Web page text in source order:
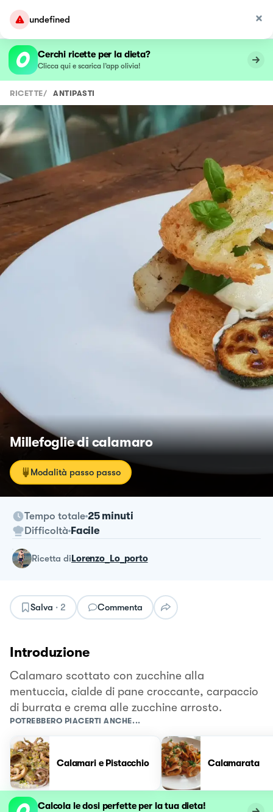
undefined
Cerchi ricette per la dieta?
Clicca qui e scarica l’app olivia!
RICETTE/ ANTIPASTI
Millefoglie di calamaro
Modalità passo passo
Tempo totale 25 minuti
Difficoltà Facile
ricetta diLorenzo_Lo_porto
Salva · 2 Commenta
Introduzione
Calamaro scottato con zucchine alla
mentuccia, cialde di pane croccante, carpaccio
di burrata e crema alle zucchine arrosto.
POTREBBERO PIACERTI ANCHE...
Calamari e Pistacchio Calamarata
Calcola le dosi perfette per la tua dieta!